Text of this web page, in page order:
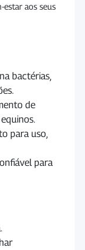
aos seus
bactérias,
de
para uso,
para